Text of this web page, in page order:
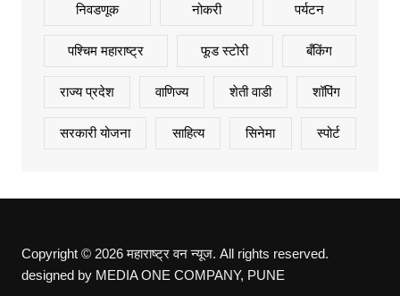
निवडणूक नोकरी पर्यटन
पश्चिम महाराष्ट्र फूड स्टोरी बँकिंग
राज्य प्रदेश वाणिज्य शेती वाडी शॉपिंग
सरकारी योजना साहित्य सिनेमा स्पोर्ट
Copyright © 2026 महाराष्ट्र वन न्यूज. All rights reserved.
designed by MEDIA ONE COMPANY, PUNE